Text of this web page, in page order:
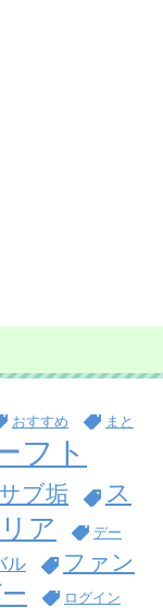
おすすめ まと
フト
サブ垢
ス
ア デー
ル
ファン
ログイン